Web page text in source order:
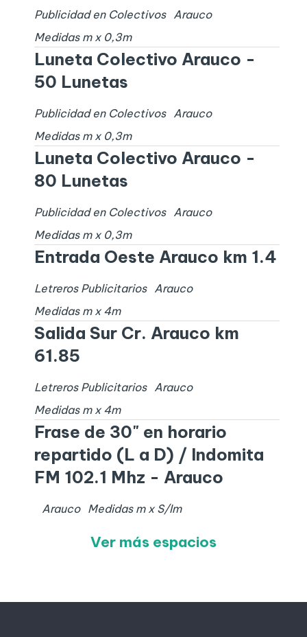
Publicidad en Colectivos
Arauco
Medidas m x 0,3m
Luneta Colectivo Arauco -
50 Lunetas
Publicidad en Colectivos
Arauco
Medidas m x 0,3m
Luneta Colectivo Arauco -
80 Lunetas
Publicidad en Colectivos
Arauco
Medidas m x 0,3m
Entrada Oeste Arauco km 1.4
Letreros Publicitarios
Arauco
Medidas m x 4m
Salida Sur Cr. Arauco km
61.85
Letreros Publicitarios
Arauco
Medidas m x 4m
Frase de 30" en horario
repartido (L a D) / Indomita
FM 102.1 Mhz - Arauco
Arauco Medidas m x S/Im
Ver más espacios